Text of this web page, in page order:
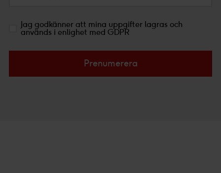
Jag godkänner att mina uppgifter lagras och
används i enlighet med GDPR
Prenumerera